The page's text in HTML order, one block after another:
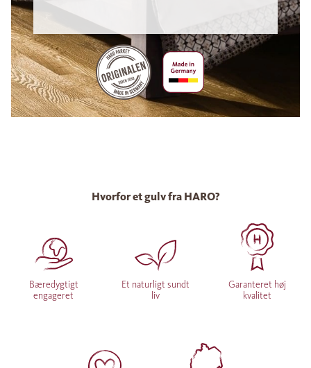
Hvorfor et gulv fra HARO?
Bæredygtigt
engageret
Et naturligt sundt
liv
Garanteret høj
kvalitet